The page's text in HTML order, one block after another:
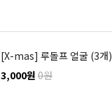
[X-mas] 루돌프 얼굴 (3개)
3,000원 0원